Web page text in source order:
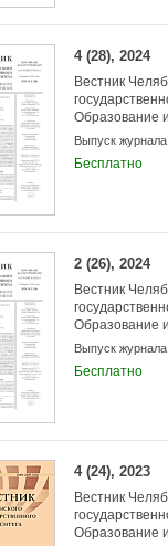
4 (28), 2024
Вестник
Образование
Выпуск журнала
Бесплатно
2 (26), 2024
Вестник
Образование
Выпуск журнала
Бесплатно
4 (24), 2023
Вестник
Образование